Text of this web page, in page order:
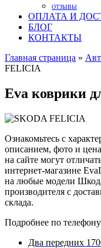
ОТЗЫВЫ
ОПЛАТА И
БЛОГ
КОНТАКТЫ
Главная страница »
FELICIA
Eva коврики
Ознакомьтесь с
описанием, фото и
на сайте могут
интернет-магазине
на любые модели
производителя с
склада.
Подробнее по
Два передних